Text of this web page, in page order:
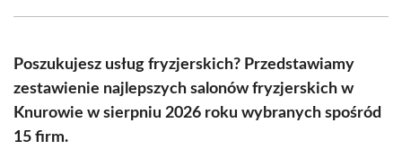
(Twitter)
Poszukujesz usług fryzjerskich? Przedstawiamy
zestawienie najlepszych salonów fryzjerskich w
Knurowie w sierpniu 2026 roku wybranych spośród
15 firm.